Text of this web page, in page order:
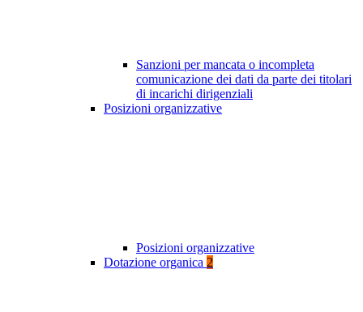
Sanzioni per mancata o incompleta
comunicazione dei dati da parte dei titolari
di incarichi dirigenziali
Posizioni organizzative
Posizioni organizzative
Dotazione organica 2